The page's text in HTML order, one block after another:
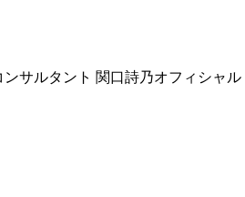
ンサルタント 関口詩乃オフィシャル